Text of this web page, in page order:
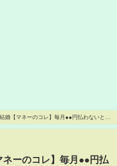
婚【マネーのコレ】毎月●●円払わないとい
レ切り抜き
ーのコレ】毎月●●円払